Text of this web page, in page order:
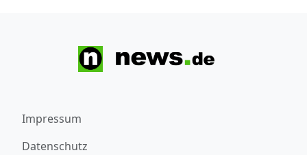
Impressum
Datenschutz